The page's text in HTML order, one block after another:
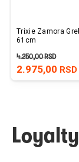
Trixie Zamora
61cm
2.975,00 RSD
4.250,00RSD